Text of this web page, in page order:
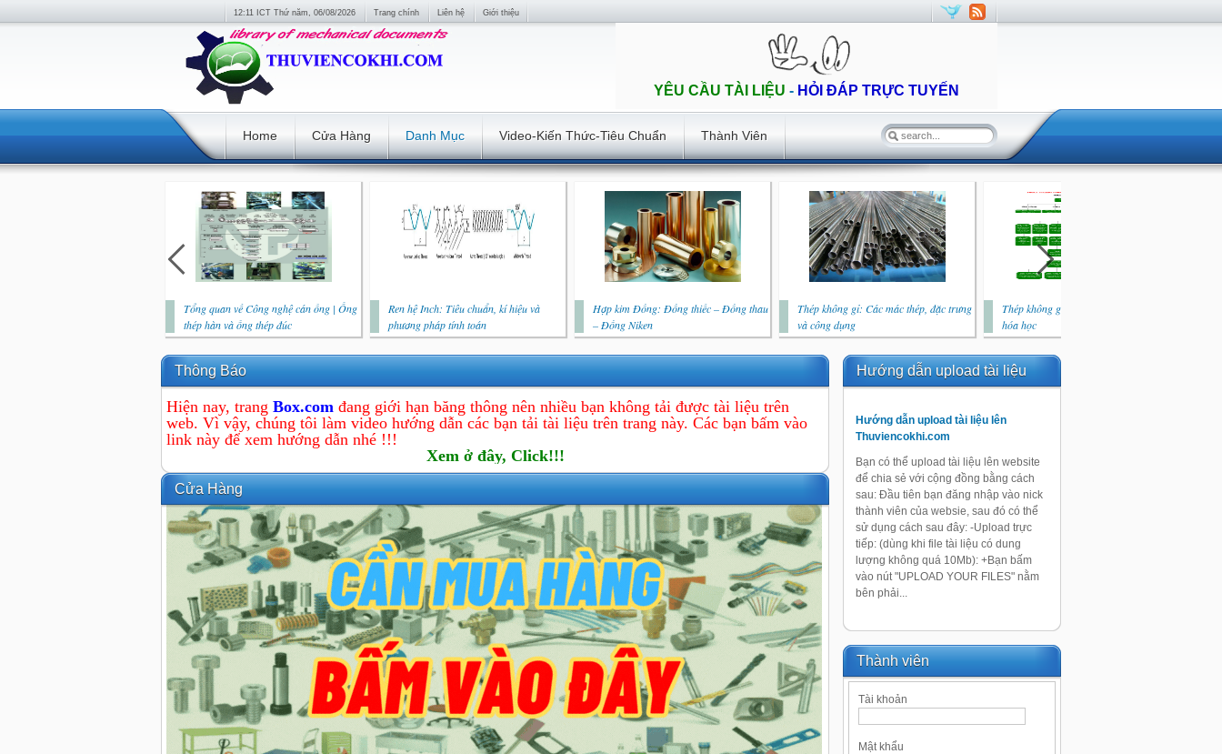
12:11 ICT Thứ năm, 06/08/2026 Trang chính Liên hệ Giới thiệu
YÊU CẦU TÀI LIỆU - HỎI ĐÁP TRỰC TUYẾN
Home Cửa Hàng Danh Mục Video-Kiến Thức-Tiêu Chuẩn Thành Viên
Tổng quan về Công nghệ cán ống | Ống
thép hàn và ống thép đúc
Ren hệ Inch: Tiêu chuẩn, kí hiệu và
phương pháp tính toán
Hợp kim Đồng: Đồng thiếc – Đồng thau
– Đồng Niken
Thép không gỉ: Các mác thép, đặc trưng
và công dụng
Thép không gỉ: Vai trò của các nguyên tố
hóa học
Thông Báo
Hiện nay, trang Box.com đang giới hạn băng thông nên nhiều bạn không tải được tài liệu trên
web. Vì vậy, chúng tôi làm video hướng dẫn các bạn tải tài liệu trên trang này. Các bạn bấm vào
link này để xem hướng dẫn nhé !!!
Xem ở đây, Click!!!
Cửa Hàng
Hướng dẫn upload tài liệu
Hướng dẫn upload tài liệu lên
Thuviencokhi.com
Bạn có thể upload tài liệu lên website
để chia sẻ với cộng đồng bằng cách
sau: Đầu tiên bạn đăng nhập vào nick
thành viên của websie, sau đó có thể
sử dụng cách sau đây: -Upload trực
tiếp: (dùng khi file tài liệu có dung
lượng không quá 10Mb): +Bạn bấm
vào nút "UPLOAD YOUR FILES" nằm
bên phải...
Thành viên
Tài khoản
Mật khẩu